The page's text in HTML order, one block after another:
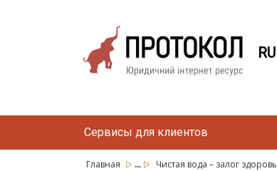
RU
Сервисы для клиентов
Главная ... Чистая вода – залог